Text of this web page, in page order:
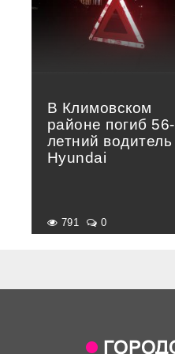
В Климовском
районе погиб 56-
летний водитель
Hyundai
791 0